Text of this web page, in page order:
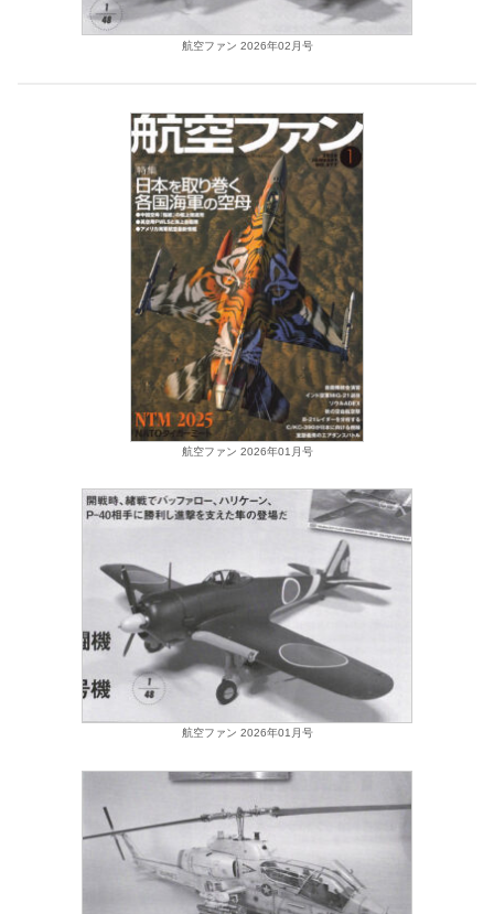
航空ファン 2026年02月号
航空ファン 2026年01月号
航空ファン 2026年01月号